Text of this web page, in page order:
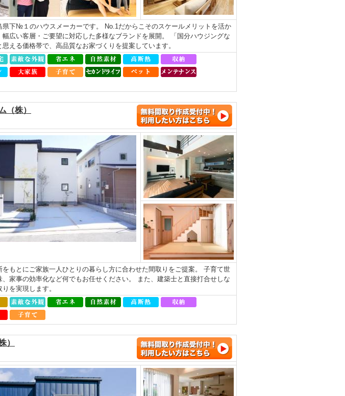
県下№１のハウスメーカーです。 No.1だからこそのスケールメリットを活か
広い客層・ご要望に対応した多様なブランドを展開。 「国分ハウジングな
える価格帯で、高品質なお家づくりを提案しています。
（株）
もとにご家族一人ひとりの暮らし方に合わせた間取りをご提案。 子育て世
家事の効率化など何でもお任せください。 また、建築士と直接打合せしな
を実現します。
）